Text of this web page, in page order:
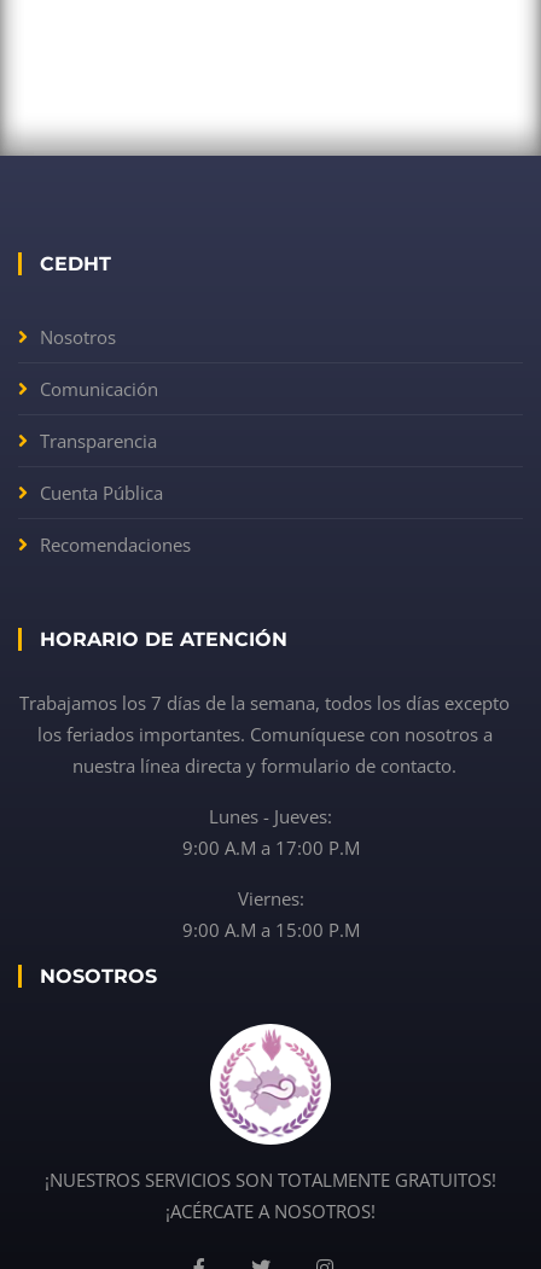
CEDHT
Nosotros
Comunicación
Transparencia
Cuenta Pública
Recomendaciones
HORARIO DE ATENCIÓN
Trabajamos los 7 días de la semana, todos los días excepto
los feriados importantes. Comuníquese con nosotros a
nuestra línea directa y formulario de contacto.
Lunes - Jueves:
9:00 A.M a 17:00 P.M
Viernes:
9:00 A.M a 15:00 P.M
NOSOTROS
¡NUESTROS SERVICIOS SON TOTALMENTE GRATUITOS!
¡ACÉRCATE A NOSOTROS!